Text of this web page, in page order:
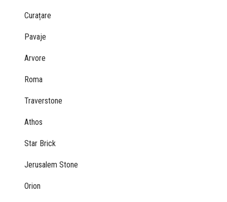
Curațare
Pavaje
Arvore
Roma
Traverstone
Athos
Star Brick
Jerusalem Stone
Orion